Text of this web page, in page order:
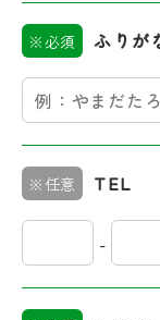
※必須 ふりが
※任意 TEL
-